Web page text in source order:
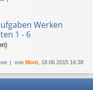
Werken
1 - 6
von Moni , 18.06.2015 16:38